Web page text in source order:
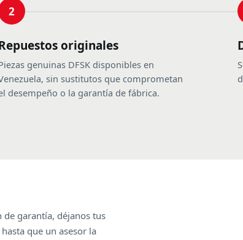
2
originales
genuinas DFSK disponibles en
sin sustitutos que comprometan
desempeño o la garantía de fábrica.
de garantía, déjanos tus
que un asesor la